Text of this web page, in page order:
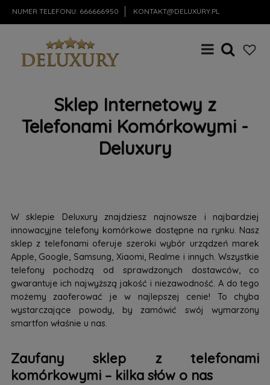
NUMER TELEFONU: 666666950 KONTAKT@DELUXURY.PL
Sklep Internetowy z
Telefonami Komórkowymi -
Deluxury
W sklepie Deluxury znajdziesz najnowsze i najbardziej
innowacyjne telefony komórkowe dostępne na rynku. Nasz
sklep z telefonami oferuje szeroki wybór urządzeń marek
Apple, Google, Samsung, Xiaomi, Realme i innych. Wszystkie
telefony pochodzą od sprawdzonych dostawców, co
gwarantuje ich najwyższą jakość i niezawodność. A do tego
możemy zaoferować je w najlepszej cenie! To chyba
wystarczające powody, by zamówić swój wymarzony
smartfon właśnie u nas.
Zaufany sklep z telefonami
komórkowymi – kilka słów o nas